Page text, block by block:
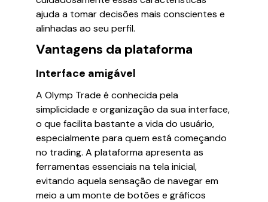
ajuda a tomar decisões mais conscientes e
alinhadas ao seu perfil.
Vantagens da plataforma
Interface amigável
A Olymp Trade é conhecida pela
simplicidade e organização da sua interface,
o que facilita bastante a vida do usuário,
especialmente para quem está começando
no trading. A plataforma apresenta as
ferramentas essenciais na tela inicial,
evitando aquela sensação de navegar em
meio a um monte de botões e gráficos